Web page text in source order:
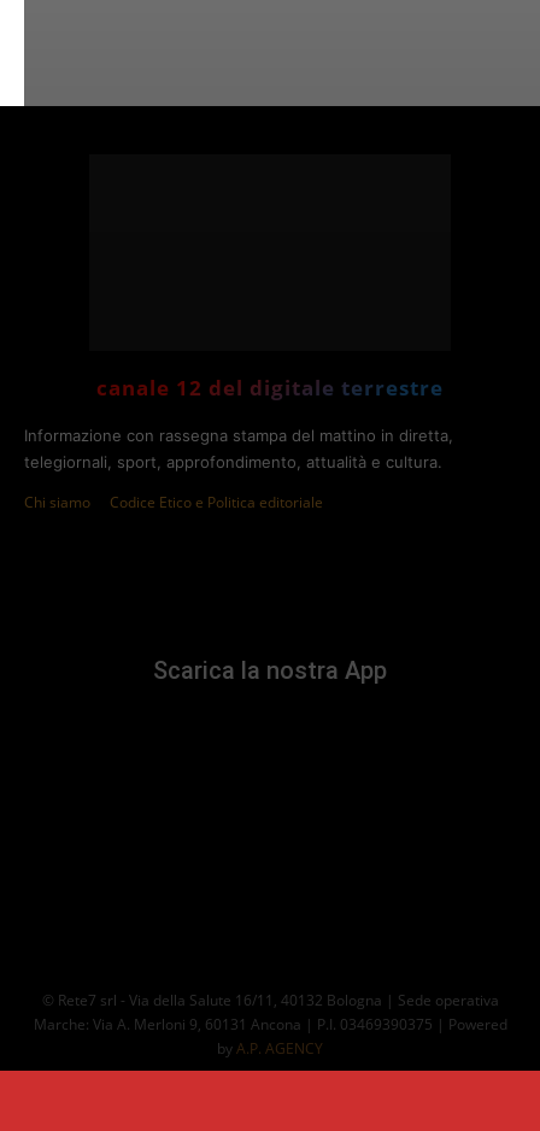
canale 12 del digitale terrestre
Informazione con rassegna stampa del mattino in diretta,
telegiornali, sport, approfondimento, attualità e cultura.
Chi siamo Codice Etico e Politica editoriale
Scarica la nostra App
© Rete7 srl - Via della Salute 16/11, 40132 Bologna | Sede operativa
Marche: Via A. Merloni 9, 60131 Ancona | P.I. 03469390375 | Powered
byA.P. AGENCY